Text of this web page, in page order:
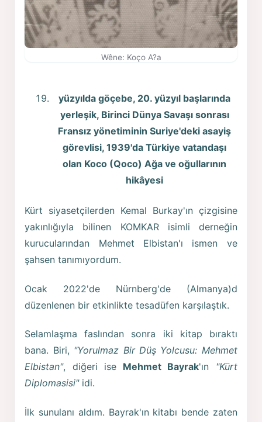
Wêne: Koço A?a
yüzyılda göçebe, 20. yüzyıl başlarında
yerleşik, Birinci Dünya Savaşı sonrası
Fransız yönetiminin Suriye'deki asayiş
görevlisi, 1939'da Türkiye vatandaşı
olan Koco (Qoco) Ağa ve oğullarının
hikâyesi
Kürt siyasetçilerden Kemal Burkay'ın çizgisine
yakınlığıyla bilinen KOMKAR isimli derneğin
kurucularından Mehmet Elbistan'ı ismen ve
şahsen tanımıyordum.
Ocak 2022'de Nürnberg'de (Almanya)d
düzenlenen bir etkinlikte tesadüfen karşılaştık.
Selamlaşma faslından sonra iki kitap bıraktı
bana. Biri, "Yorulmaz Bir Düş Yolcusu: Mehmet
Elbistan", diğeri ise Mehmet Bayrak'ın "Kürt
Diplomasisi"idi.
İlk sunulanı aldım. Bayrak'ın kitabı bende zaten